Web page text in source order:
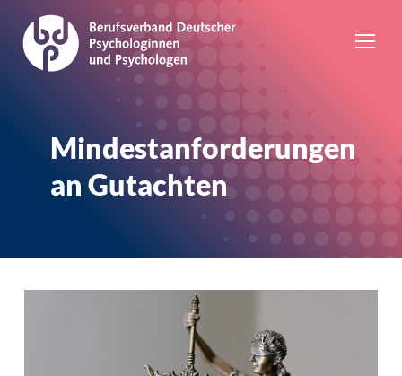
Mindestanforderungen
an Gutachten